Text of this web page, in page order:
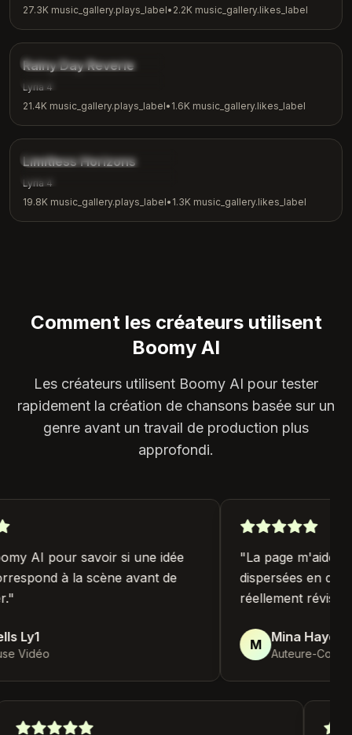
27.3K music_gallery.plays_label• 2.2K music_gallery.likes_label
music_gallery.tags.ambient
Rainy Day Reverie
Lyria 4
21.4K music_gallery.plays_label• 1.6K music_gallery.likes_label
music_gallery.tags.inspirational
Limitless Horizons
Lyria 4
19.8K music_gallery.plays_label• 1.3K music_gallery.likes_label
Comment les créateurs utilisent
Boomy AI
Les créateurs utilisent Boomy AI pour tester
rapidement la création de chansons basée sur un
genre avant un travail de production plus
approfondi.
AI pour savoir si une idée
à la scène avant de
Ly1
Vidéo
La page m'aide à
dispersées en
réellement réviser.
M Mina Hayes
Auteure-